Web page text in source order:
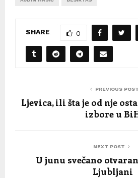
SHARE 0
PREVIOUS POST
Ljevica, ili šta je od nje
izbore u
NEXT POST
U junu svečano
Ljubljani